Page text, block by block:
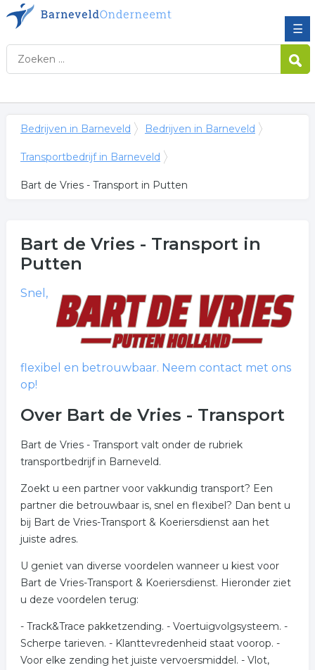
☰
Bedrijven in Barneveld Bedrijven in Barneveld
Transportbedrijf in Barneveld
Bart de Vries - Transport in Putten
Bart de Vries - Transportin
Putten
Snel,
flexibel en betrouwbaar. Neem contact met ons
op!
Over Bart de Vries - Transport
Bart de Vries - Transport valt onder de rubriek
transportbedrijf in Barneveld.
Zoekt u een partner voor vakkundig transport? Een
partner die betrouwbaar is, snel en flexibel? Dan bent u
bij Bart de Vries-Transport & Koeriersdienst aan het
juiste adres.
U geniet van diverse voordelen wanneer u kiest voor
Bart de Vries-Transport & Koeriersdienst. Hieronder ziet
u deze voordelen terug:
- Track&Trace pakketzending. - Voertuigvolgsysteem. -
Scherpe tarieven. - Klanttevredenheid staat voorop. -
Voor elke zending het juiste vervoersmiddel. - Vlot,